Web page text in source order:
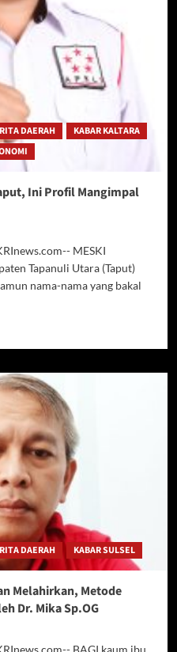
DAERAH
KABAR KALTARA
Ini Profil Mangimpal
MESKI
Tapanuli Utara (Taput)
nama-nama yang bakal
DAERAH KABAR SULSEL
Melahirkan, Metode
Dr. Mika Sp.OG
BAGI kaum ibu